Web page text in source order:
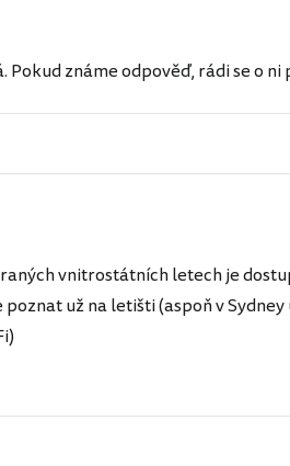
známe odpověď, rádi se o ni
vnitrostátních letech je
už na letišti (aspoň v